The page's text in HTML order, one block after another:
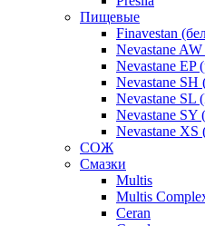
Пищевые
Finavestan
Nevastane
Nevastane EP
Nevastane SH
Nevastane SL
Nevastane SY
Nevastane XS
СОЖ
Смазки
Multis
Multis
Ceran